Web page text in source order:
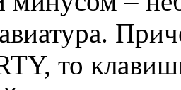
то